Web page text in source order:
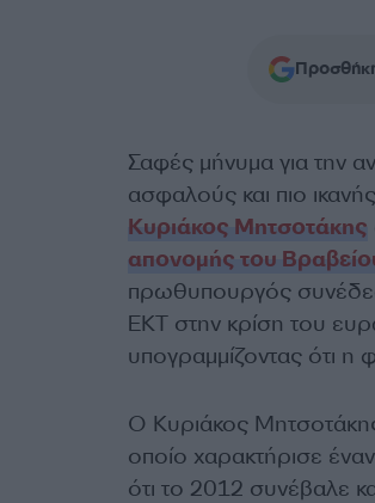
Σαφές μήνυμα για την
ασφαλούς και πιο
Κυριάκος Μητσοτάκης
απονομής του
πρωθυπουργός
ΕΚΤ στην κρίση του
υπογραμμίζοντας ότι η
Ο Κυριάκος
οποίο χαρακτήρισε
ότι το 2012 συνέβαλε